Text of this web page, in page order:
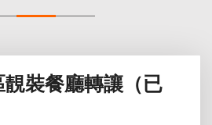
裝餐廳轉讓（已